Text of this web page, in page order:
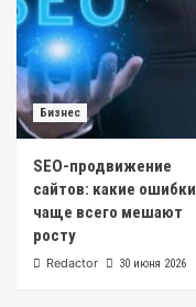
Бизнес
SEO-продвижение
сайтов: какие ошибки
чаще всего мешают
росту
Redactor 30 июня 2026